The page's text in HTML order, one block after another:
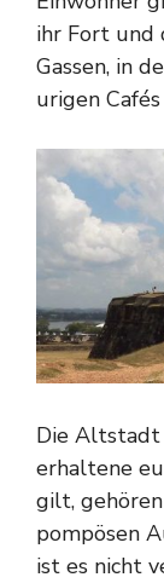
ihr Fort
Gassen, in
urigen
Die Altstadt
erhaltene
gilt,
pompösen
ist es nicht